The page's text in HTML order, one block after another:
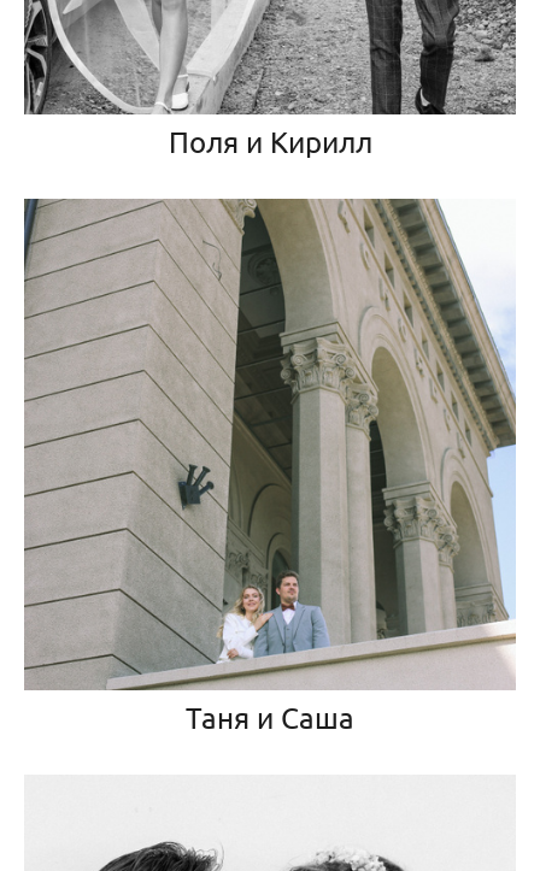
Поля и Кирилл
Таня и Саша